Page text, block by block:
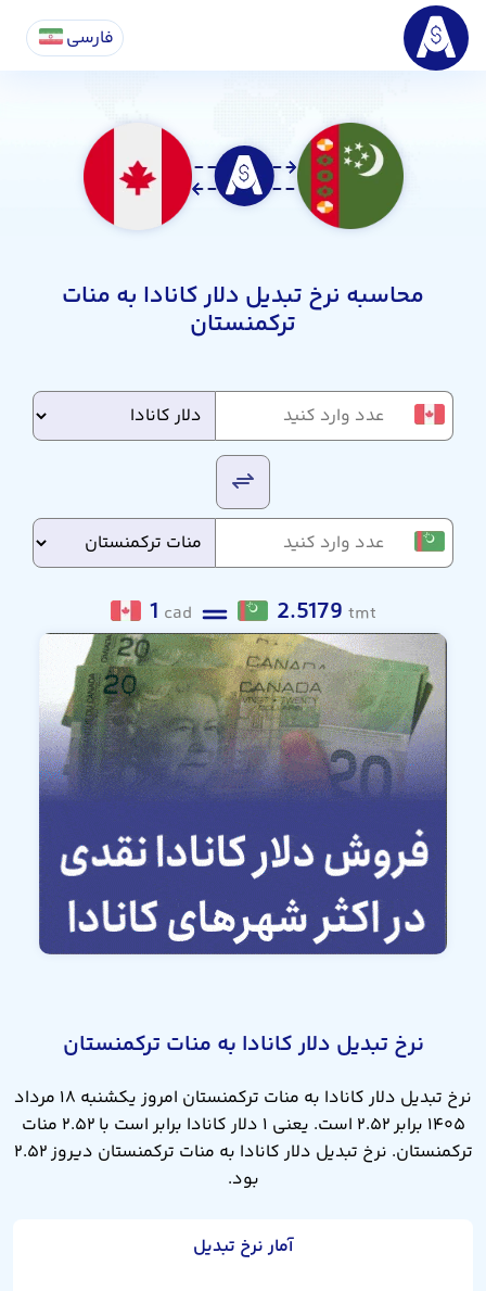
فارسی
محاسبه نرخ تبدیل دلار کانادا به منات
ترکمنستان
1 cad 2.5179 tmt
نرخ تبدیل دلار کانادا به منات ترکمنستان
نرخ تبدیل دلار کانادا به منات ترکمنستان امروز یکشنبه ۱۸ مرداد
۱۴۰۵ برابر ۲.۵۲ است. یعنی ۱ دلار کانادا برابر است با ۲.۵۲ منات
ترکمنستان. نرخ تبدیل دلار کانادا به منات ترکمنستان دیروز ۲.۵۲
بود.
آمار نرخ تبدیل